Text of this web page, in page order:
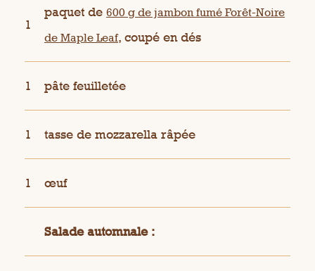
1
paquet de 600 g de jambon fumé Forêt-Noire
de Maple Leaf, coupé en dés
1 pâte feuilletée
1 tasse de mozzarella râpée
1 œuf
Salade automnale :